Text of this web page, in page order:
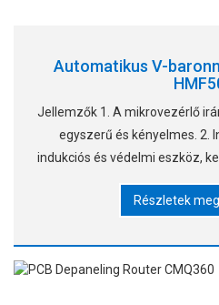
Automatikus V-
Jellemzők 1. A mikrovezérlő
egyszerű és kényelmes. 2.
indukciós és védelmi eszköz,
Részletek